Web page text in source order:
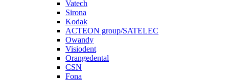
Vatech
Sirona
Kodak
ACTEON group/SATELEC
Owandy
Visiodent
Orangedental
CSN
Fona